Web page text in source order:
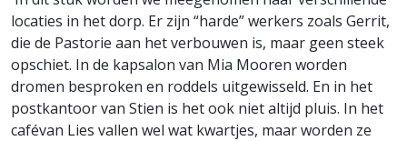
locaties in het dorp. Er zijn “harde” werkers zoals Gerrit,
die de Pastorie aan het verbouwen is, maar geen steek
opschiet. In de kapsalon van Mia Mooren worden
dromen besproken en roddels uitgewisseld. En in het
postkantoor van Stien is het ook niet altijd pluis. In het
cafévan Lies vallen wel wat kwartjes, maar worden ze